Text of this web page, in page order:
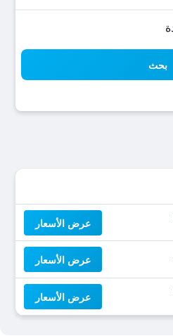
بحث
عرض الأسعار
عرض الأسعار
عرض الأسعار